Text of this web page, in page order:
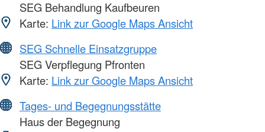
SEG Behandlung Kaufbeuren
Karte: Link zur Google Maps Ansicht
SEG Schnelle Einsatzgruppe
SEG Verpflegung Pfronten
Karte: Link zur Google Maps Ansicht
Tages- und Begegnungsstätte
Haus der Begegnung